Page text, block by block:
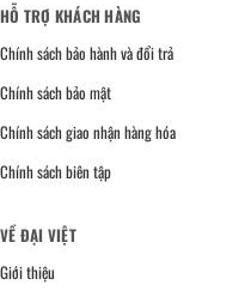
HỖ TRỢ KHÁCH HÀNG
Chính sách bảo hành và đổi trả
Chính sách bảo mật
Chính sách giao nhận hàng hóa
Chính sách biên tập
VỀ ĐẠI VIỆT
Giới thiệu